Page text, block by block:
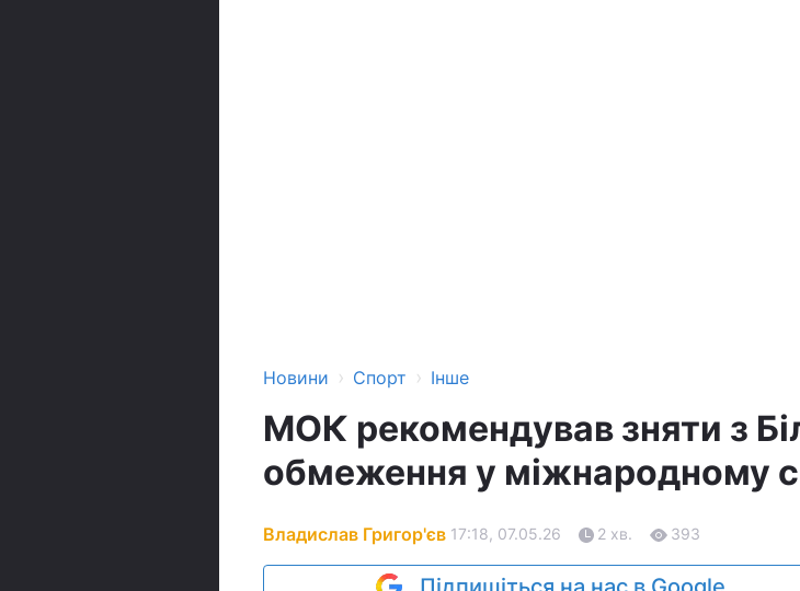
Новини › Спорт › Інше
МОК рекомендував зняти з
обмеження у міжнародному
Владислав Григор'єв 17:18, 07.05.26 2 хв. 393